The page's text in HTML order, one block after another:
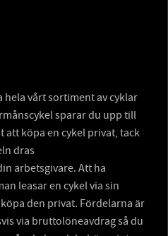
vårt sortiment av cyklar
sparar du upp till
att köpa en cykel privat, tack
dras
arbetsgivare. Att ha
leasar en cykel via sin
den privat. Fördelarna är
via bruttolöneavdrag så du